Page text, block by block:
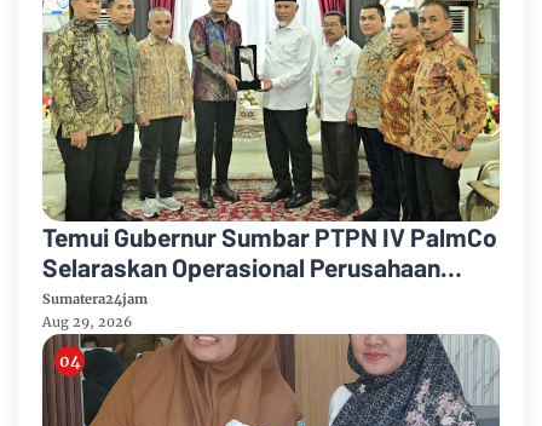
Temui Gubernur Sumbar PTPN IV PalmCo
Selaraskan Operasional Perusahaan
Dengan Pembangunan Daerah
Sumatera24jam
Aug 29, 2026